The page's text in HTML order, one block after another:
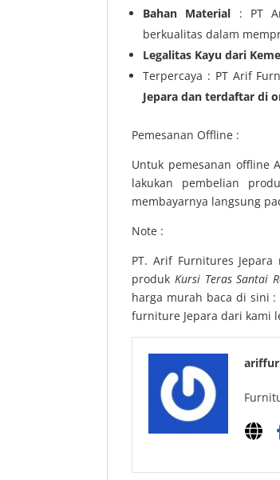
Bahan Material : PT
berkualitas dalam
Legalitas Kayu dari
Terpercaya : PT Arif
Jepara dan terdaftar di
Pemesanan Offline :
Untuk pemesanan offline
lakukan pembelian
membayarnya langsung
Note :
PT. Arif Furnitures
produkKursi Teras Santai
harga murah baca di sini :
furniture Jepara dari kami